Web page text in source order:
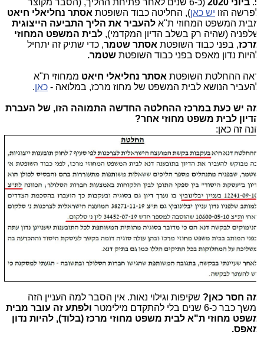
ביוני 2020
(כ-6 שנים לאחר פתיחת ההליך, (הסבר מקוצר
הזויש כאן), החליטה כבוד השופטתאסתר נחליאלי חיאט
המשפט המחוזי ת"אלהעביר את הליך התביעה הייצוגית
(שהיה רק בשלב הדיון המקדמי),לבית המשפט המחוזי
, בפני כבוד השופטתאסתר שטמר, כדי שתיק זה יתחיל
נדון מאפס בפני כבוד השופטתשטמר.
ההחלטת השופטתאסתר נחליאלי חיאטממחוזי ת"א
הנושא לבית המשפט של מחוז מרכז, במלואה - כאן.
יש כעת במרכז ההחלטה החדשה התמוהה הזו, של העברת
לבית משפט מחוזי אחר?
זה כאן:
חסר כאן?שקיפות וגילוי נאות. אין הסבר למה העניין הזה
כבר כ-6 שנים בלי להתקדם מילימטר
ולפתע זה עובר מבית
מחוזי ת"א לבית משפט מחוזי מרכז (בלוד), להיות נדון